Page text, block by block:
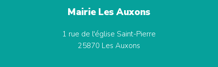
Mairie Les Auxons
1 rue de l'église Saint-Pierre
25870 Les Auxons